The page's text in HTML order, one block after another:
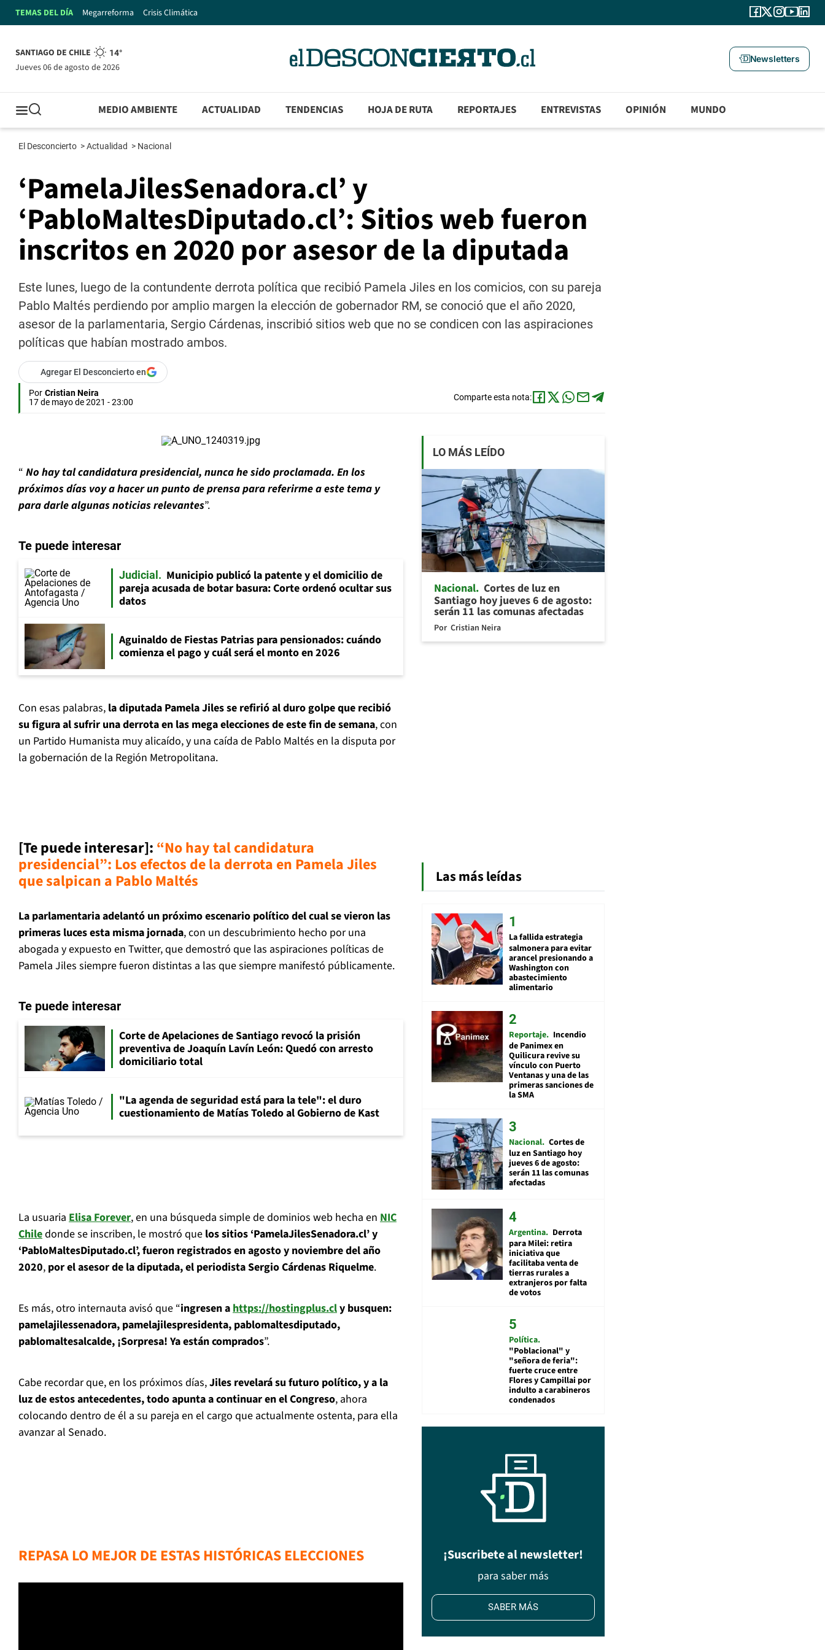
TEMAS DEL DÍA Megarreforma Crisis Climática
SANTIAGO DE CHILE 14°
jueves 06 de agosto de 2026
Newsletters
MEDIO AMBIENTE ACTUALIDAD TENDENCIAS HOJA DE RUTA REPORTAJES ENTREVISTAS OPINIÓN MUNDO
El Desconcierto >Actualidad > Nacional
‘PamelaJilesSenadora.cl’ y
‘PabloMaltesDiputado.cl’: Sitios web fueron
inscritos en 2020 por asesor de la diputada
Este lunes, luego de la contundente derrota política que recibió Pamela Jiles en los comicios, con su pareja
Pablo Maltés perdiendo por amplio margen la elección de gobernador RM, se conoció que el año 2020,
asesor de la parlamentaria, Sergio Cárdenas, inscribió sitios web que no se condicen con las aspiraciones
políticas que habían mostrado ambos.
Agregar El Desconcierto en
Por Cristian Neira
17 de mayo de 2021 - 23:00
Comparte esta nota:
“ No hay tal candidatura presidencial, nunca he sido proclamada. En los
próximos días voy a hacer un punto de prensa para referirme a este tema y
para darle algunas noticias relevantes”.
Te puede interesar
Judicial
Municipio publicó la patente y el domicilio de
pareja acusada de botar basura: Corte ordenó ocultar sus
datos
Aguinaldo de Fiestas Patrias para pensionados: cuándo
comienza el pago y cuál será el monto en 2026
Con esas palabras, la diputada Pamela Jiles se refirió al duro golpe que recibió
su figura al sufrir una derrota en las mega elecciones de este fin de semana, con
un Partido Humanista muy alicaído, y una caída de Pablo Maltés en la disputa por
la gobernación de la Región Metropolitana.
[Te puede interesar]: “No hay tal candidatura
presidencial”: Los efectos de la derrota en Pamela Jiles
que salpican a Pablo Maltés
La parlamentaria adelantó un próximo escenario político del cual se vieron las
primeras luces esta misma jornada, con un descubrimiento hecho por una
abogada y expuesto en Twitter, que demostró que las aspiraciones políticas de
Pamela Jiles siempre fueron distintas a las que siempre manifestó públicamente.
Te puede interesar
Corte de Apelaciones de Santiago revocó la prisión
preventiva de Joaquín Lavín León: Quedó con arresto
domiciliario total
"La agenda de seguridad está para la tele": el duro
cuestionamiento de Matías Toledo al Gobierno de Kast
La usuaria Elisa Forever, en una búsqueda simple de dominios web hecha en NIC
Chiledonde se inscriben, le mostró que los sitios ‘PamelaJilesSenadora.cl’ y
‘PabloMaltesDiputado.cl’, fueron registrados en agosto y noviembre del año
2020, por el asesor de la diputada, el periodista Sergio Cárdenas Riquelme.
Es más, otro internauta avisó que “ingresen ahttps://hostingplus.cly busquen:
pamelajilessenadora, pamelajilespresidenta, pablomaltesdiputado,
pablomaltesalcalde, ¡Sorpresa! Ya están comprados”.
Cabe recordar que, en los próximos días,Jiles revelará su futuro político, y a la
luz de estos antecedentes, todo apunta a continuar en el Congreso, ahora
colocando dentro de él a su pareja en el cargo que actualmente ostenta, para ella
avanzar al Senado.
REPASA LO MEJOR DE ESTAS HISTÓRICAS ELECCIONES
LO MÁS LEÍDO
Nacional Cortes de luz en
Santiago hoy jueves 6 de agosto:
serán 11 las comunas afectadas
Por Cristian Neira
Las más leídas
La fallida estrategia
salmonera para evitar
arancel presionando a
Washington con
abastecimiento
alimentario
Reportaje Incendio
de Panimex en
Quilicura revive su
vínculo con Puerto
Ventanas y una de las
primeras sanciones de
la SMA
Nacional Cortes de
luz en Santiago hoy
jueves 6 de agosto:
serán 11 las comunas
afectadas
Argentina Derrota
para Milei: retira
iniciativa que
facilitaba venta de
tierras rurales a
extranjeros por falta
de votos
Política
"Poblacional" y
"señora de feria":
fuerte cruce entre
Flores y Campillai por
indulto a carabineros
condenados
¡Suscribete al newsletter!
para saber más
SABER MÁS